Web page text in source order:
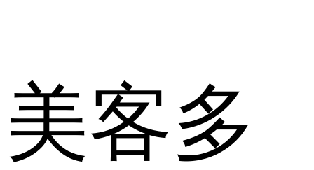
美客多